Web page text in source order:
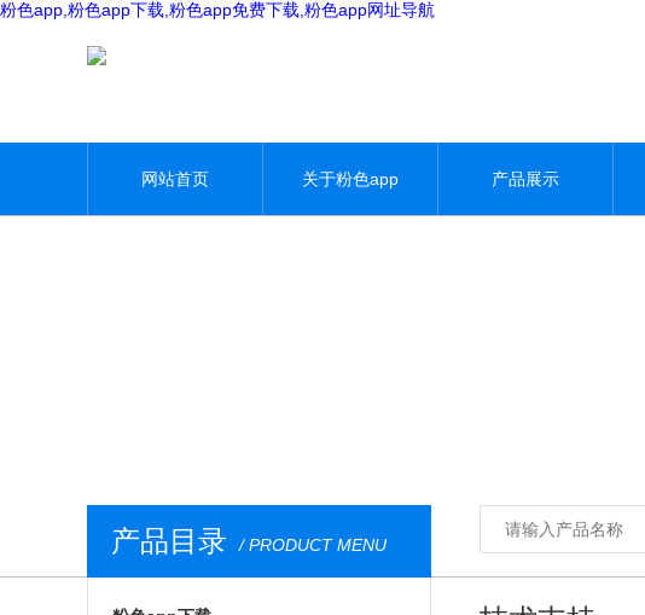
粉色app,粉色app下载,粉色app免费下载,粉色app网址导航
网站首页 关于粉色app 产品展示
产品目录 / PRODUCT MENU